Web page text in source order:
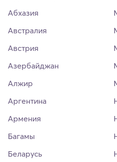
Абхазия
Австралия
Австрия
Азербайджан
Алжир
Аргентина
Армения
Багамы
Беларусь